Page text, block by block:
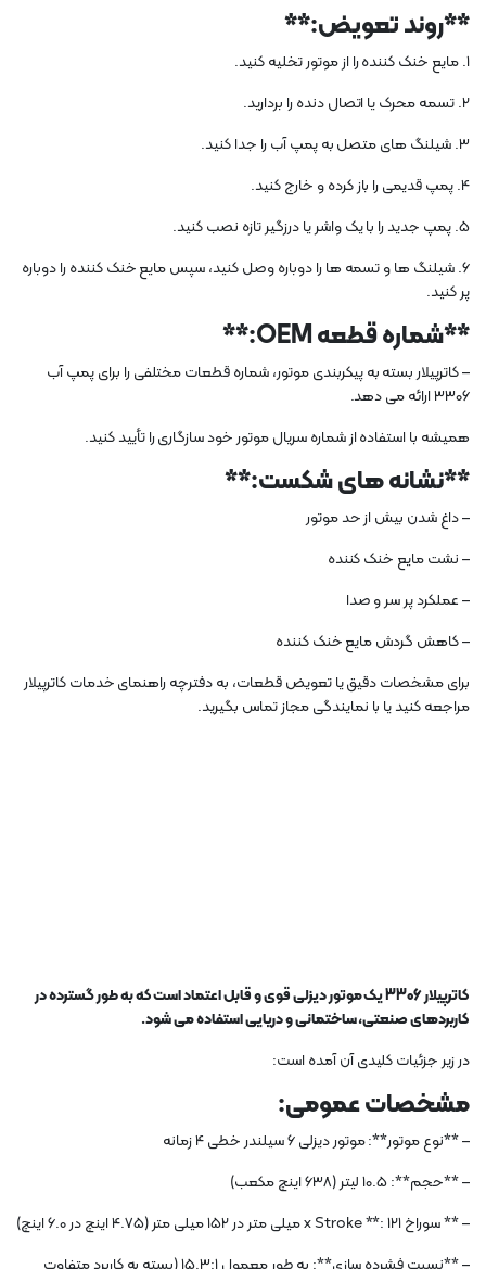
**روند تعویض:**
1. مایع خنک کننده را از موتور تخلیه کنید.
2. تسمه محرک یا اتصال دنده را بردارید.
3. شیلنگ های متصل به پمپ آب را جدا کنید.
4. پمپ قدیمی را باز کرده و خارج کنید.
5. پمپ جدید را با یک واشر یا درزگیر تازه نصب کنید.
6. شیلنگ ها و تسمه ها را دوباره وصل کنید، سپس مایع خنک کننده را دوباره
پر کنید.
**شماره قطعه OEM:**
– کاترپیلار بسته به پیکربندی موتور، شماره قطعات مختلفی را برای پمپ آب
3306 ارائه می دهد.
همیشه با استفاده از شماره سریال موتور خود سازگاری را تأیید کنید.
**نشانه های شکست:**
– داغ شدن بیش از حد موتور
– نشت مایع خنک کننده
– عملکرد پر سر و صدا
– کاهش گردش مایع خنک کننده
برای مشخصات دقیق یا تعویض قطعات، به دفترچه راهنمای خدمات کاترپیلار
مراجعه کنید یا با نمایندگی مجاز تماس بگیرید.
کاترپیلار 3306 یک موتور دیزلی قوی و قابل اعتماد است که به طور گسترده در
کاربردهای صنعتی، ساختمانی و دریایی استفاده می شود.
در زیر جزئیات کلیدی آن آمده است:
مشخصات عمومی:
– **نوع موتور**: موتور دیزلی 6 سیلندر خطی 4 زمانه
– **حجم**: 10.5 لیتر (638 اینچ مکعب)
– ** سوراخ x Stroke **: 121 میلی متر در 152 میلی متر (4.75 اینچ در 6.0 اینچ)